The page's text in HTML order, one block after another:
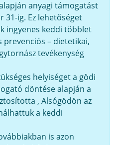
anyagi támogatást
31-ig. Ez lehetőséget
ingyenes keddi többlet
prevenciós – dietetikai,
tevékenység
helyiséget a gödi
döntése alapján a
, Alsógödön az
a keddi
is azon